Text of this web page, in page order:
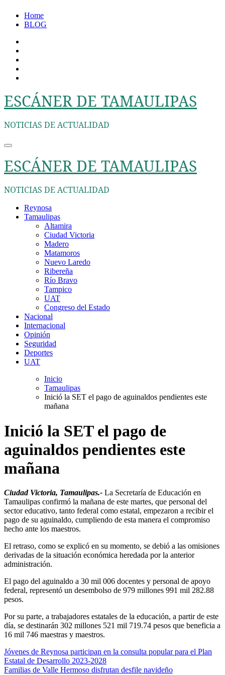
Home
BLOG
ESCÁNER DE TAMAULIPAS
NOTICIAS DE ACTUALIDAD
ESCÁNER DE TAMAULIPAS
NOTICIAS DE ACTUALIDAD
Reynosa
Tamaulipas
Altamira
Ciudad Victoria
Madero
Matamoros
Nuevo Laredo
Ribereña
Río Bravo
Tampico
UAT
Congreso del Estado
Nacional
Internacional
Opinión
Seguridad
Deportes
UAT
Inicio
Tamaulipas
Inició la SET el pago de aguinaldos pendientes este
mañana
Inició la SET el pago de
aguinaldos pendientes este
mañana
Ciudad Victoria, Tamaulipas.- La Secretaría de Educación en
Tamaulipas confirmó la mañana de este martes, que personal del
sector educativo, tanto federal como estatal, empezaron a recibir el
pago de su aguinaldo, cumpliendo de esta manera el compromiso
hecho ante los maestros.
El retraso, como se explicó en su momento, se debió a las omisiones
derivadas de la situación económica heredada por la anterior
administración.
El pago del aguinaldo a 30 mil 006 docentes y personal de apoyo
federal, representó un desembolso de 979 millones 991 mil 282.88
pesos.
Por su parte, a trabajadores estatales de la educación, a partir de este
día, se destinarán 302 millones 521 mil 719.74 pesos que beneficia a
16 mil 746 maestras y maestros.
Navegación
de
Jóvenes de Reynosa participan en la consulta popular para el Plan
Estatal de Desarrollo 2023-2028
Familias de Valle Hermoso disfrutan desfile navideño